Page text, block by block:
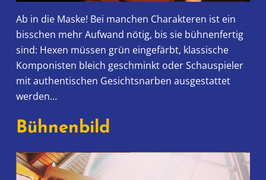
Ab in die Maske! Bei manchen Charakteren ist ein
bisschen mehr Aufwand nötig, bis sie bühnenfertig
sind: Hexen müssen grün eingefärbt, klassische
Komponisten bleich geschminkt oder Schauspieler
mit authentischen Gesichtsnarben ausgestattet
werden…
Bühnenbild